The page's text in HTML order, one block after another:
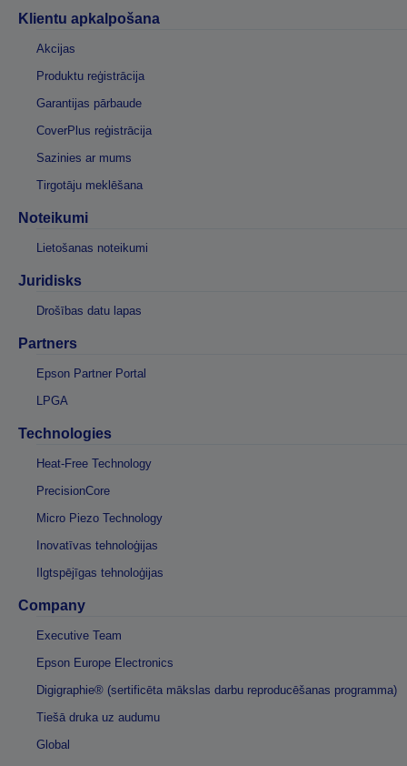
Klientu apkalpošana
Akcijas
Produktu reģistrācija
Garantijas pārbaude
CoverPlus reģistrācija
Sazinies ar mums
Tirgotāju meklēšana
Noteikumi
Lietošanas noteikumi
Juridisks
Drošības datu lapas
Partners
Epson Partner Portal
LPGA
Technologies
Heat-Free Technology
PrecisionCore
Micro Piezo Technology
Inovatīvas tehnoloģijas
Ilgtspējīgas tehnoloģijas
Company
Executive Team
Epson Europe Electronics
Digigraphie® (sertificēta mākslas darbu reproducēšanas programma)
Tiešā druka uz audumu
Global